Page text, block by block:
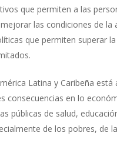
que permiten a las
las condiciones de
que permiten superar
Latina y Caribeña
consecuencias en lo
públicas de salud,
de los pobres, de